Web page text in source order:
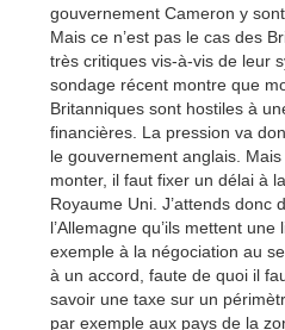
gouvernement Cameron y
Mais ce n’est pas le cas des
très critiques vis-à-vis de leur
sondage récent montre que
Britanniques sont hostiles à
financières. La pression va
le gouvernement anglais.
monter, il faut fixer un délai à
Royaume Uni. J’attends donc
l’Allemagne qu’ils mettent
exemple à la négociation au
à un accord, faute de quoi il
savoir une taxe sur un
par exemple aux pays de la